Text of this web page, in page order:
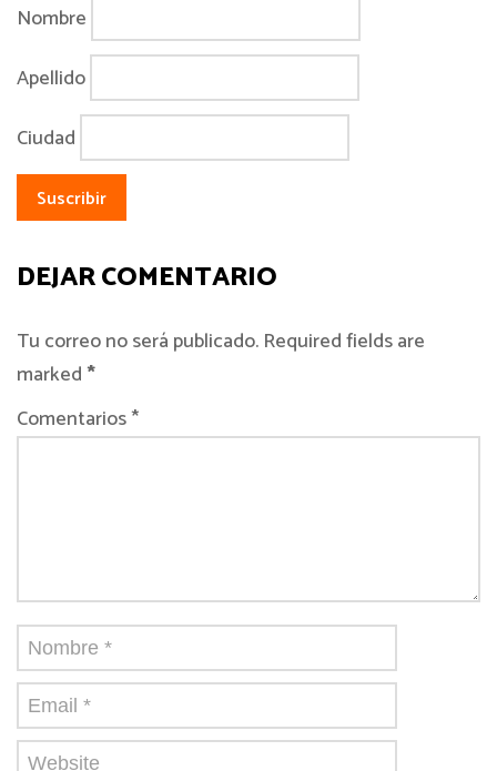
Nombre
Apellido
Ciudad
DEJAR COMENTARIO
Tu correo no será publicado. Required fields are
marked*
Comentarios *